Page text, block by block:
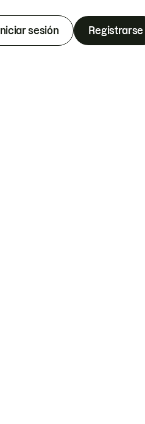
Iniciar sesión Registrarse